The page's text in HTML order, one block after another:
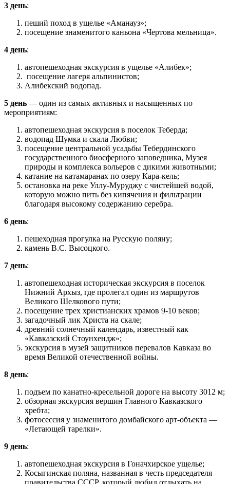
3 день:
пеший поход в ущелье «Аманауз»;
посещение знаменитого каньона «Чертова мельница».
4 день:
автопешеходная экскурсия в ущелье «Алибек»;
посещение лагеря альпинистов;
Алибекский водопад.
5 день — один из самых активных и насыщенных по
мероприятиям:
автопешеходная экскурсия в поселок Теберда;
водопад Шумка и скала Любви;
посещение центральной усадьбы Тебердинского
государственного биосферного заповедника, Музея
природы и комплекса вольеров с дикими животными;
катание на катамаранах по озеру Кара-кель;
остановка на реке Уллу-Муруджу с чистейшей водой,
которую можно пить без кипячения и фильтрации
благодаря высокому содержанию серебра.
6 день:
пешеходная прогулка на Русскую поляну;
камень В.С. Высоцкого.
7 день:
автопешеходная историческая экскурсия в поселок
Нижний Архыз, где пролегал один из маршрутов
Великого Шелкового пути;
посещение трех христианских храмов 9-10 веков;
загадочный лик Христа на скале;
древний солнечный календарь, известный как
«Кавказский Стоунхендж»;
экскурсия в музей защитников перевалов Кавказа во
время Великой отечественной войны.
8 день:
подъем по канатно-кресельной дороге на высоту 3012 м;
обзорная экскурсия вершин Главного Кавказского
хребта;
фотосессия у знаменитого домбайского арт-объекта —
«Летающей тарелки».
9 день:
автопешеходная экскурсия в Гоначхирское ущелье;
Косыгинская поляна, названная в честь председателя
правительства СССР, который любил отдыхать на